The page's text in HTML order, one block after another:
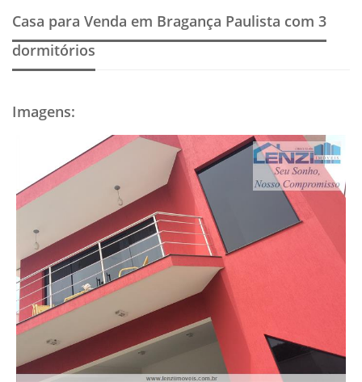
Casa para Venda em Bragança Paulista com 3
dormitórios
Imagens: